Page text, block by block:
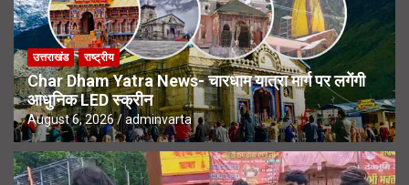
उत्तराखंड राष्ट्रीय
Char Dham Yatra News- चारधाम यात्रा मार्ग पर लगेंगी
आधुनिक LED स्क्रीन
August 6, 2026 adminvarta